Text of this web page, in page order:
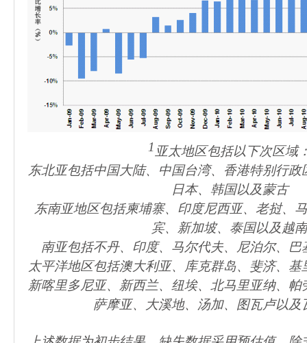
1 亚太地区包括以下次区域
东北亚包括中国大陆、中国台湾、香港特别行
日本、韩国以及蒙古
东南亚地区包括柬埔寨、印度尼西亚、老挝、
宾、新加坡、泰国以及越南
南亚包括不丹、印度、马尔代夫、尼泊尔、巴
太平洋地区包括澳大利亚、库克群岛、斐济、
新喀里多尼亚、新西兰、纽埃、北马里亚纳、
萨摩亚、大溪地、汤加、图瓦卢以及